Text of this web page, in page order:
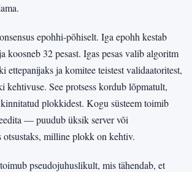
epohhi-põhiselt. Iga epohh kestab
koosneb 32 pesast. Igas pesas valib algoritm
ettepanijaks ja komitee teistest validaatoritest,
kehtivuse. See protsess kordub lõpmatult,
plokkidest. Kogu süsteem toimib
— puudub üksik server või
otsustaks, milline plokk on kehtiv.
pseudojuhuslikult, mis tähendab, et